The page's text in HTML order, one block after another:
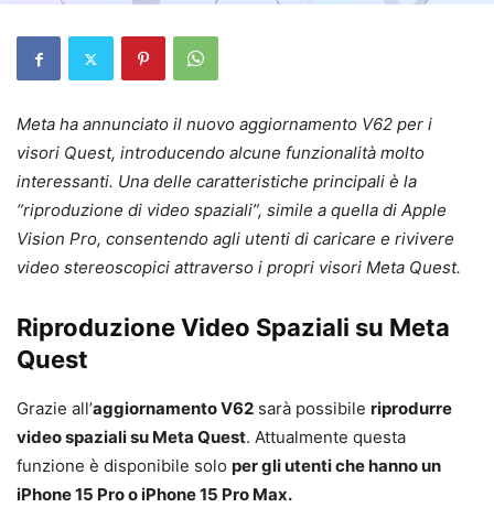
Meta ha annunciato il nuovo aggiornamento V62 per i
visori Quest, introducendo alcune funzionalità molto
interessanti. Una delle caratteristiche principali è la
“riproduzione di video spaziali”, simile a quella di Apple
Vision Pro, consentendo agli utenti di caricare e rivivere
video stereoscopici attraverso i propri visori Meta Quest.
Riproduzione Video Spaziali su Meta
Quest
Grazie all’aggiornamento V62 sarà possibile riprodurre
video spaziali su Meta Quest. Attualmente questa
funzione è disponibile solo per gli utenti che hanno un
iPhone 15 Pro o iPhone 15 Pro Max.